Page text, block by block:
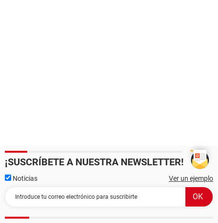
¡SUSCRÍBETE A NUESTRA NEWSLETTER!
Noticias Ver un ejemplo